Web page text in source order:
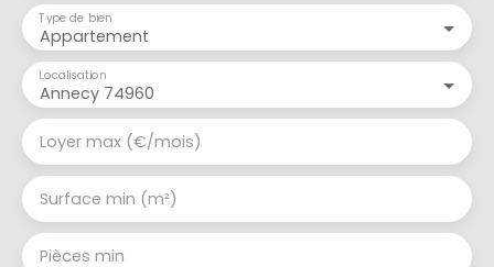
Appartement
Type de bien
Annecy 74960
Localisation
Loyer max (€/mois)
Surface min (m²)
Pièces min